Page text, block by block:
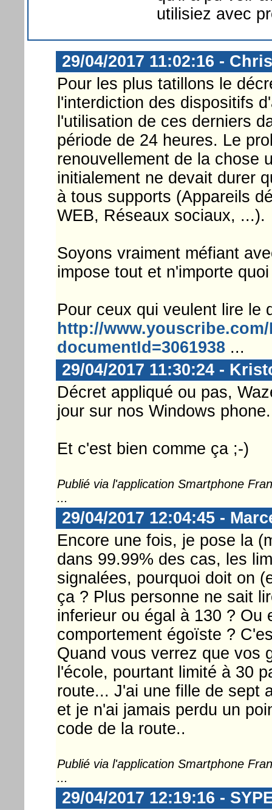
utilisiez avec
29/04/2017 11:02:16 -
Pour les plus tatillons le
l'interdiction des dispositifs
l'utilisation de ces derniers
période de 24 heures. Le
renouvellement de la chose
initialement ne devait durer
à tous supports (Appareils
WEB, Réseaux sociaux, ...).
Soyons vraiment méfiant
impose tout et n'importe
Pour ceux qui veulent lire le
http://
documentId=3061938...
29/04/2017 11:30:24 -
Décret appliqué ou pas,
jour sur nos Windows
Et c'est bien comme ça ;-)
Publié via l'application Smartphone
...
29/04/2017 12:04:45 -
Encore une fois, je pose la
dans 99.99% des cas, les
signalées, pourquoi doit on
ça ? Plus personne ne sait
inferieur ou égal à 130 ? Ou
comportement égoïste ?
Quand vous verrez que vos
l'école, pourtant limité à 30
route... J'ai une fille de sept
et je n'ai jamais perdu un
code de la route..
Publié via l'application Smartphone
...
29/04/2017 12:19:16 -